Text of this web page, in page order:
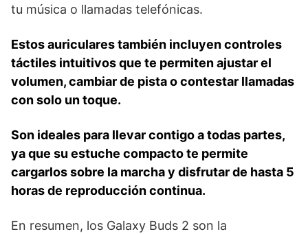
tu música o llamadas telefónicas.
Estos ​auriculares también incluyen controles‍
táctiles intuitivos que te permiten⁢ ajustar el
volumen, cambiar de ​pista o contestar llamadas
con solo un toque.
Son ideales para llevar⁢ contigo a ⁢todas partes,
ya que su estuche compacto​ te permite
cargarlos sobre⁤ la marcha y disfrutar de hasta⁣ 5
horas‌ de reproducción continua.
En resumen, los Galaxy Buds 2 son la